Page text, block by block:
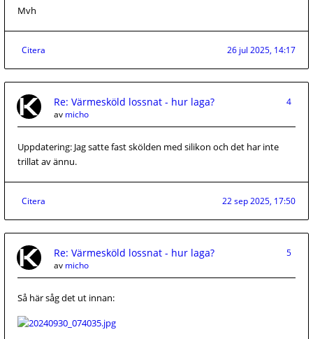
Mvh
Citera 26 jul 2025, 14:17
Re: Värmesköld lossnat - hur laga?
4
av micho
Uppdatering: Jag satte fast skölden med silikon och det har inte
trillat av ännu.
Citera 22 sep 2025, 17:50
Re: Värmesköld lossnat - hur laga?
5
av micho
Så här såg det ut innan: